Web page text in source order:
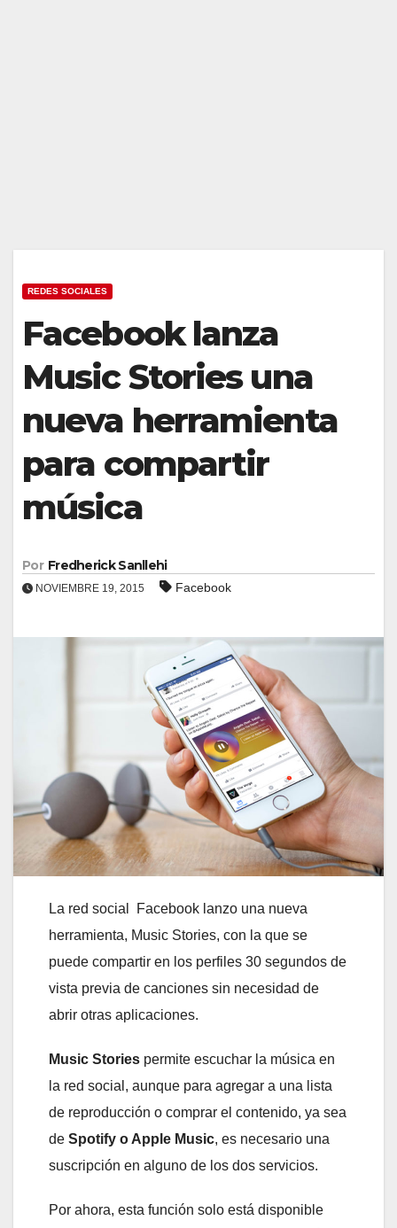
REDES SOCIALES
Facebook lanza
Music Stories una
nueva herramienta
para compartir
música
Por Fredherick Sanllehi
NOVIEMBRE 19, 2015 Facebook
La red social Facebook lanzo una nueva
herramienta, Music Stories, con la que se
puede compartir en los perfiles 30 segundos de
vista previa de canciones sin necesidad de
abrir otras aplicaciones.
Music Stories permite escuchar la música en
la red social, aunque para agregar a una lista
de reproducción o comprar el contenido, ya sea
de Spotify o Apple Music, es necesario una
suscripción en alguno de los dos servicios.
Por ahora, esta función solo está disponible